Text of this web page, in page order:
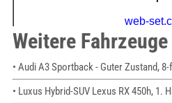
Weitere Fahrzeuge
• Audi A3 Sportback - Guter Zustand,
• Luxus Hybrid-SUV Lexus RX 450h, 1.